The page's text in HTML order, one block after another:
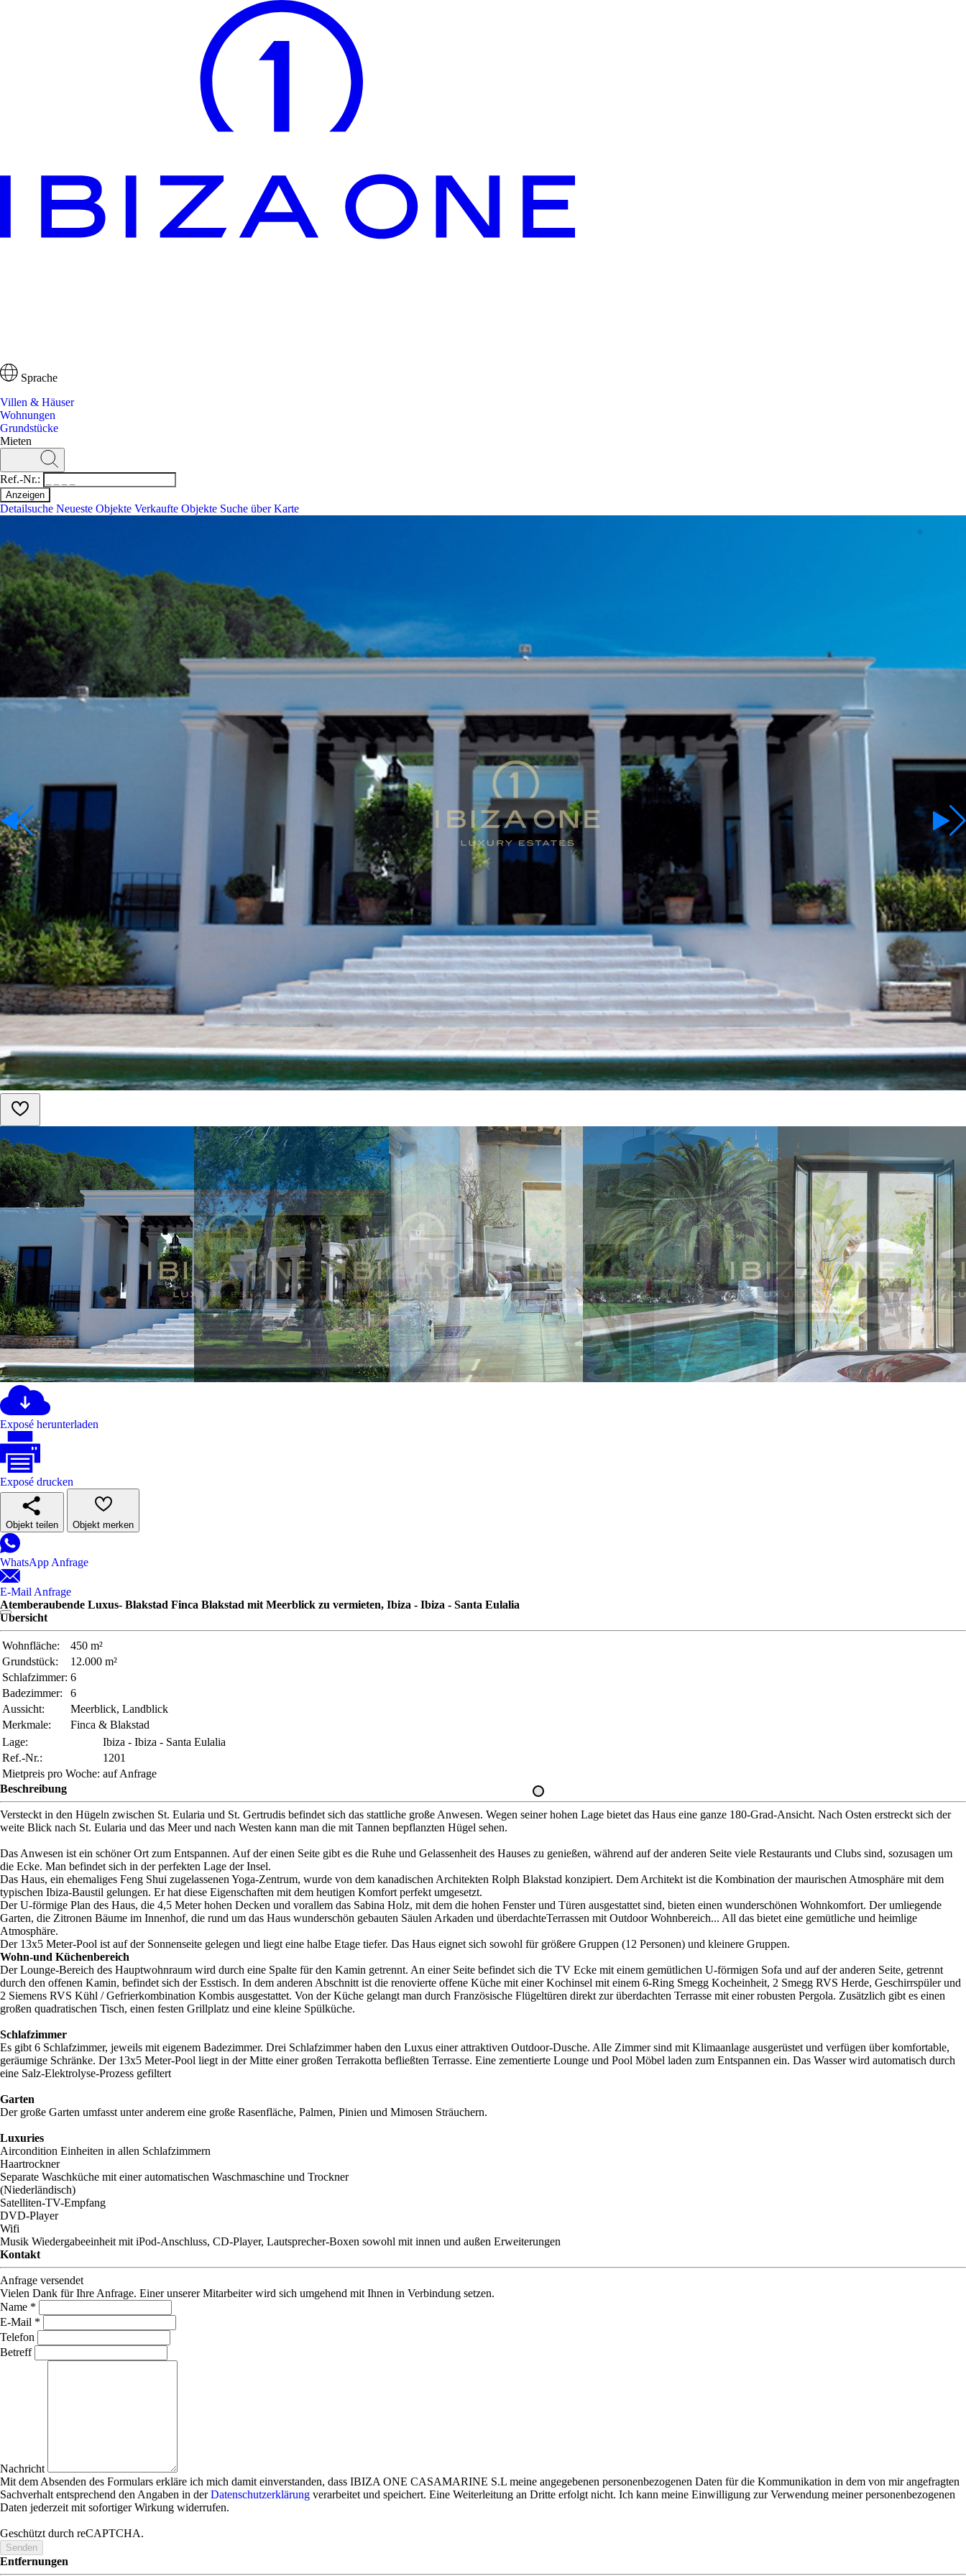
Sprache
Villen & Häuser
Wohnungen
Grundstücke
Mieten
Ref.-Nr.:
Detailsuche Neueste Objekte Verkaufte Objekte Suche über Karte
Ref.-Nr.:
DetailsucheNeueste ObjekteSuche über Karte
Villen & Häuser
Wohnungen
Grundstücke
Mieten
Exposé herunterladen
Exposé drucken
Objekt teilen Objekt merken
WhatsApp Anfrage
E-Mail Anfrage
Atemberaubende Luxus- Blakstad Finca Blakstad mit Meerblick zu vermieten, Ibiza - Ibiza - Santa Eulalia
Übersicht
Wohnfläche:
450 m²
Grundstück:
12.000 m²
Schlafzimmer: 6
Badezimmer:
6
Aussicht:
Meerblick, Landblick
Merkmale:
Finca & Blakstad
Lage:
Ibiza - Ibiza - Santa Eulalia
Ref.-Nr.:
1201
Mietpreis pro Woche: auf Anfrage
Beschreibung
Versteckt in den Hügeln zwischen St. Eularia und St. Gertrudis befindet sich das stattliche große Anwesen. Wegen seiner hohen Lage bietet das Haus eine ganze 180-Grad-Ansicht. Nach Osten erstreckt sich der
weite Blick nach St. Eularia und das Meer und nach Westen kann man die mit Tannen bepflanzten Hügel sehen.
Das Anwesen ist ein schöner Ort zum Entspannen. Auf der einen Seite gibt es die Ruhe und Gelassenheit des Hauses zu genießen, während auf der anderen Seite viele Restaurants und Clubs sind, sozusagen um
die Ecke. Man befindet sich in der perfekten Lage der Insel.
Das Haus, ein ehemaliges Feng Shui zugelassenen Yoga-Zentrum, wurde von dem kanadischen Architekten Rolph Blakstad konzipiert. Dem Architekt ist die Kombination der maurischen Atmosphäre mit dem
typischen Ibiza-Baustil gelungen. Er hat diese Eigenschaften mit dem heutigen Komfort perfekt umgesetzt.
Der U-förmige Plan des Haus, die 4,5 Meter hohen Decken und vorallem das Sabina Holz, mit dem die hohen Fenster und Türen ausgestattet sind, bieten einen wunderschönen Wohnkomfort. Der umliegende
Garten, die Zitronen Bäume im Innenhof, die rund um das Haus wunderschön gebauten Säulen Arkaden und überdachteTerrassen mit Outdoor Wohnbereich... All das bietet eine gemütliche und heimlige
Atmosphäre.
Der 13x5 Meter-Pool ist auf der Sonnenseite gelegen und liegt eine halbe Etage tiefer. Das Haus eignet sich sowohl für größere Gruppen (12 Personen) und kleinere Gruppen.
Wohn-und Küchenbereich
Der Lounge-Bereich des Hauptwohnraum wird durch eine Spalte für den Kamin getrennt. An einer Seite befindet sich die TV Ecke mit einem gemütlichen U-förmigen Sofa und auf der anderen Seite, getrennt
durch den offenen Kamin, befindet sich der Esstisch. In dem anderen Abschnitt ist die renovierte offene Küche mit einer Kochinsel mit einem 6-Ring Smegg Kocheinheit, 2 Smegg RVS Herde, Geschirrspüler und
2 Siemens RVS Kühl / Gefrierkombination Kombis ausgestattet. Von der Küche gelangt man durch Französische Flügeltüren direkt zur überdachten Terrasse mit einer robusten Pergola. Zusätzlich gibt es einen
großen quadratischen Tisch, einen festen Grillplatz und eine kleine Spülküche.
Schlafzimmer
Es gibt 6 Schlafzimmer, jeweils mit eigenem Badezimmer. Drei Schlafzimmer haben den Luxus einer attraktiven Outdoor-Dusche. Alle Zimmer sind mit Klimaanlage ausgerüstet und verfügen über komfortable,
geräumige Schränke. Der 13x5 Meter-Pool liegt in der Mitte einer großen Terrakotta befließten Terrasse. Eine zementierte Lounge und Pool Möbel laden zum Entspannen ein. Das Wasser wird automatisch durch
eine Salz-Elektrolyse-Prozess gefiltert
Garten
Der große Garten umfasst unter anderem eine große Rasenfläche, Palmen, Pinien und Mimosen Sträuchern.
Luxuries
Aircondition Einheiten in allen Schlafzimmern
Haartrockner
Separate Waschküche mit einer automatischen Waschmaschine und Trockner
(Niederländisch)
Satelliten-TV-Empfang
DVD-Player
Wifi
Musik Wiedergabeeinheit mit iPod-Anschluss, CD-Player, Lautsprecher-Boxen sowohl mit innen und außen Erweiterungen
Kontakt
Anfrage versendet
Vielen Dank für Ihre Anfrage. Einer unserer Mitarbeiter wird sich umgehend mit Ihnen in Verbindung setzen.
Name *
E-Mail *
Telefon
Betreff
Nachricht
Mit dem Absenden des Formulars erkläre ich mich damit einverstanden, dass IBIZA ONE CASAMARINE S.L meine angegebenen personenbezogenen Daten für die Kommunikation in dem von mir angefragten
Sachverhalt entsprechend den Angaben in derDatenschutzerklärung verarbeitet und speichert. Eine Weiterleitung an Dritte erfolgt nicht. Ich kann meine Einwilligung zur Verwendung meiner personenbezogenen
Daten jederzeit mit sofortiger Wirkung widerrufen.
Geschützt durch reCAPTCHA.
Senden
Entfernungen